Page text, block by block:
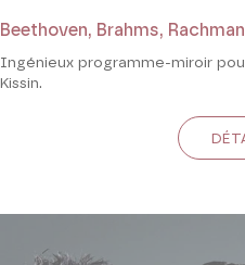
Beethoven, Brahms,
Ingénieux programme-miroir
Kissin.